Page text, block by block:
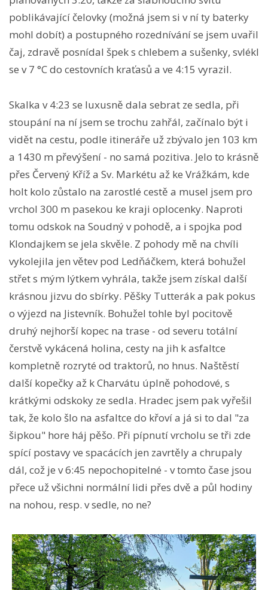
poblikávající čelovky (možná jsem si v ní ty baterky
mohl dobít) a postupného rozednívání se jsem uvařil
čaj, zdravě posnídal špek s chlebem a sušenky, svlékl
se v 7 °C do cestovních kraťasů a ve 4:15 vyrazil.
Skalka v 4:23 se luxusně dala sebrat ze sedla, při
stoupání na ní jsem se trochu zahřál, začínalo být i
vidět na cestu, podle itineráře už zbývalo jen 103 km
a 1430 m převýšení - no samá pozitiva. Jelo to krásně
přes Červený Kříž a Sv. Markétu až ke Vrážkám, kde
holt kolo zůstalo na zarostlé cestě a musel jsem pro
vrchol 300 m pasekou ke kraji oplocenky. Naproti
tomu odskok na Soudný v pohodě, a i spojka pod
Klondajkem se jela skvěle. Z pohody mě na chvíli
vykolejila jen větev pod Ledňáčkem, která bohužel
střet s mým lýtkem vyhrála, takže jsem získal další
krásnou jizvu do sbírky. Pěšky Tutterák a pak pokus
o výjezd na Jistevník. Bohužel tohle byl pocitově
druhý nejhorší kopec na trase - od severu totální
čerstvě vykácená holina, cesty na jih k asfaltce
kompletně rozryté od traktorů, no hnus. Naštěstí
další kopečky až k Charvátu úplně pohodové, s
krátkými odskoky ze sedla. Hradec jsem pak vyřešil
tak, že kolo šlo na asfaltce do křoví a já si to dal "za
šipkou" hore háj pěšo. Při pípnutí vrcholu se tři zde
spící postavy ve spacácích jen zavrtěly a chrupaly
dál, což je v 6:45 nepochopitelné - v tomto čase jsou
přece už všichni normální lidi přes dvě a půl hodiny
na nohou, resp. v sedle, no ne?